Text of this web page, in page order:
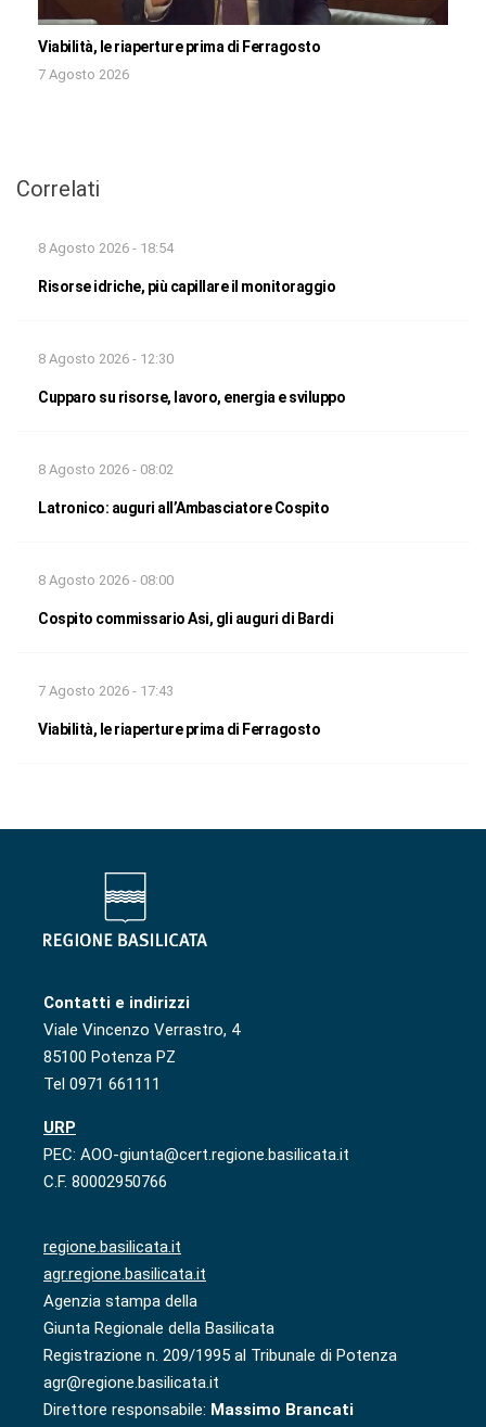
Viabilità, le riaperture prima di Ferragosto
7 Agosto 2026
Correlati
8 Agosto 2026 - 18:54
Risorse idriche, più capillare il monitoraggio
8 Agosto 2026 - 12:30
Cupparo su risorse, lavoro, energia e sviluppo
8 Agosto 2026 - 08:02
Latronico: auguri all’Ambasciatore Cospito
8 Agosto 2026 - 08:00
Cospito commissario Asi, gli auguri di Bardi
7 Agosto 2026 - 17:43
Viabilità, le riaperture prima di Ferragosto
Contatti e indirizzi
Viale Vincenzo Verrastro, 4
85100 Potenza PZ
Tel 0971 661111
URP
PEC: AOO-giunta@cert.regione.basilicata.it
C.F. 80002950766
regione.basilicata.it
agr.regione.basilicata.it
Agenzia stampa della
Giunta Regionale della Basilicata
Registrazione n. 209/1995 al Tribunale di Potenza
agr@regione.basilicata.it
Direttore responsabile: Massimo Brancati